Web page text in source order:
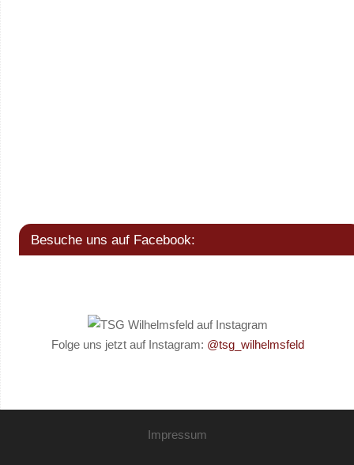
Besuche uns auf Facebook:
Folge uns jetzt auf Instagram: @tsg_wilhelmsfeld
Impressum